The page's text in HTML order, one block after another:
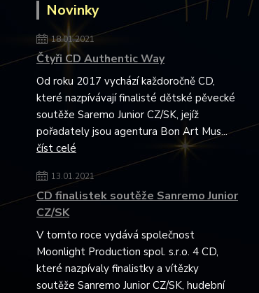
Novinky
18.01.2021
Čtyři CD Authentic Way
Od roku 2017 vychází každoročně CD,
které nazpívávají finalisté dětské pěvecké
soutěže Saremo Junior CZ/SK, jejíž
pořadately jsou agentura Bon Art Mus...
číst celé
13.01.2021
CD finalistek soutěže Sanremo Junior
CZ/SK
V tomto roce vydává společnost
Moonlight Production spol. s.r.o. 4 CD,
které nazpívaly finalistky a vítězky
soutěže Sanremo Junior CZ/SK, hudební